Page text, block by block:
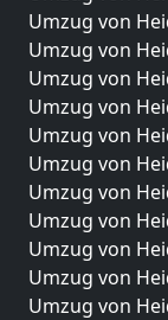
Umzug von
Umzug von
Umzug von
Umzug von
Umzug von
Umzug von
Umzug von
Umzug von
Umzug von
Umzug von
Umzug von